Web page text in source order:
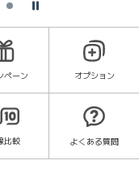
停止
ペーン オプション
比較 よくある質問